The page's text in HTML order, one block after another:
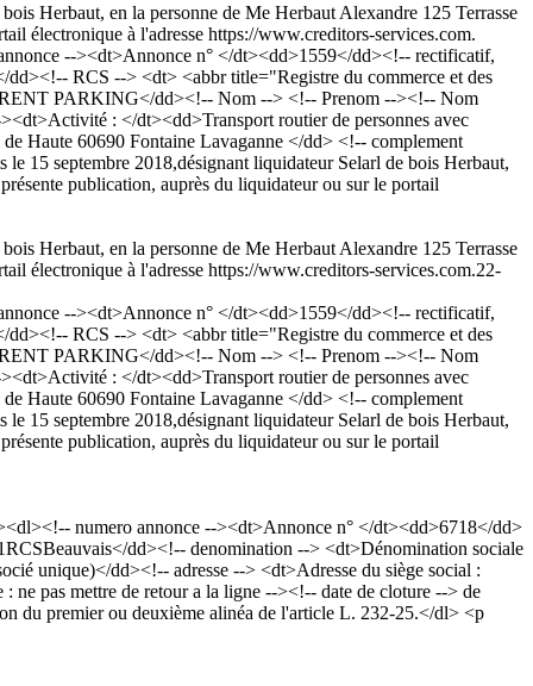
Herbaut, en la personne de Me Herbaut Alexandre 125 Terrasse
électronique à l'adresse https://www.creditors-services.com.
--><dt>Annonce n° </dt><dd>1559</dd><!-- rectificatif,
RCS --> <dt> <abbr title="Registre du commerce et des
PARKING</dd><!-- Nom --> <!-- Prenom --><!-- Nom
: </dt><dd>Transport routier de personnes avec
Haute 60690 Fontaine Lavaganne </dd> <!-- complement
15 septembre 2018,désignant liquidateur Selarl de bois Herbaut,
publication, auprès du liquidateur ou sur le portail
Herbaut, en la personne de Me Herbaut Alexandre 125 Terrasse
électronique à l'adresse https://www.creditors-services.com.22-
--><dt>Annonce n° </dt><dd>1559</dd><!-- rectificatif,
RCS --> <dt> <abbr title="Registre du commerce et des
PARKING</dd><!-- Nom --> <!-- Prenom --><!-- Nom
: </dt><dd>Transport routier de personnes avec
Haute 60690 Fontaine Lavaganne </dd> <!-- complement
15 septembre 2018,désignant liquidateur Selarl de bois Herbaut,
publication, auprès du liquidateur ou sur le portail
numero annonce --><dt>Annonce n° </dt><dd>6718</dd>
dd><!-- denomination --> <dt>Dénomination sociale
unique)</dd><!-- adresse --> <dt>Adresse du siège social :
pas mettre de retour a la ligne --><!-- date de cloture --> de
du premier ou deuxième alinéa de l'article L. 232-25.</dl> <p